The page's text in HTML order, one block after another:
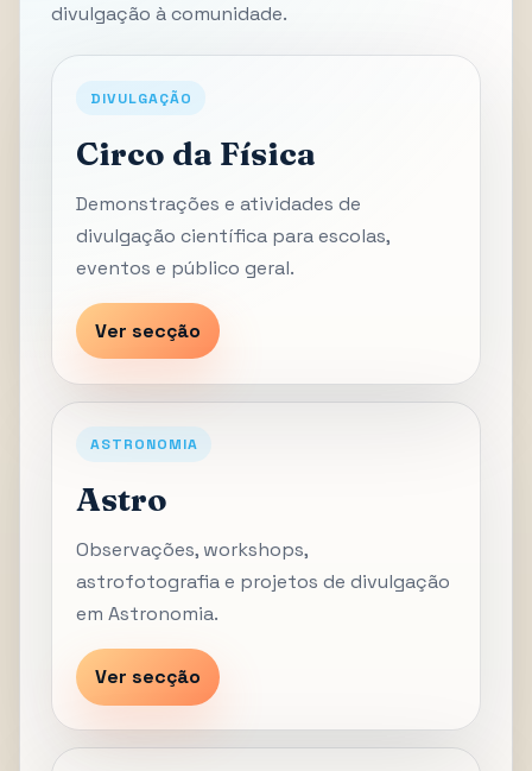
divulgação à comunidade.
DIVULGAÇÃO
Circo da Física
Demonstrações e atividades de
divulgação científica para escolas,
eventos e público geral.
Ver secção
ASTRONOMIA
Astro
Observações, workshops,
astrofotografia e projetos de divulgação
em Astronomia.
Ver secção